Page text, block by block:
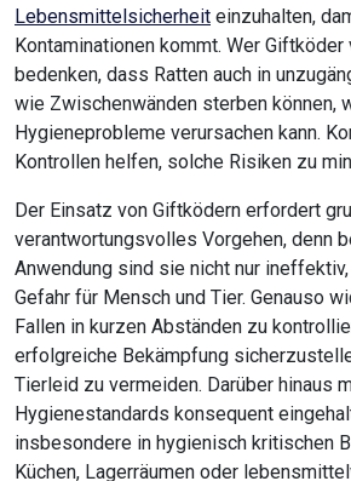
Lebensmittelsicherheit einzuhalten,
Kontaminationen kommt. Wer
bedenken, dass Ratten auch in
wie Zwischenwänden sterben können,
Hygieneprobleme verursachen kann.
Kontrollen helfen, solche Risiken zu
Der Einsatz von Giftködern erfordert
verantwortungsvolles Vorgehen, denn
Anwendung sind sie nicht nur
Gefahr für Mensch und Tier. Genauso
Fallen in kurzen Abständen zu
erfolgreiche Bekämpfung
Tierleid zu vermeiden. Darüber hinaus
Hygienestandards konsequent
insbesondere in hygienisch kritischen
Küchen, Lagerräumen oder